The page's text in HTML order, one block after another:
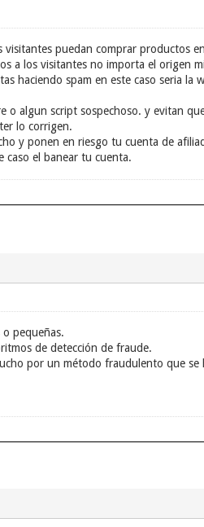
visitantes puedan comprar productos
a los visitantes no importa el origen
haciendo spam en este caso seria la
o algun script sospechoso. y evitan
lo corrigen.
y ponen en riesgo tu cuenta de
caso el banear tu cuenta.
pequeñas.
de detección de fraude.
por un método fraudulento que se